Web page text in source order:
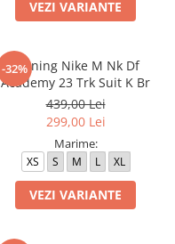
VEZI VARIANTE
-32%
Trening Nike M Nk Df
Academy 23 Trk Suit K Br
439,00 Lei
299,00 Lei
Marime:
XS S M L XL
VEZI VARIANTE